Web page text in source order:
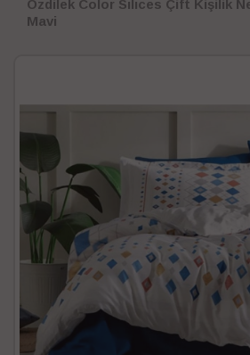
Özdilek Color Sılıces Çift Kişilik
Mavi